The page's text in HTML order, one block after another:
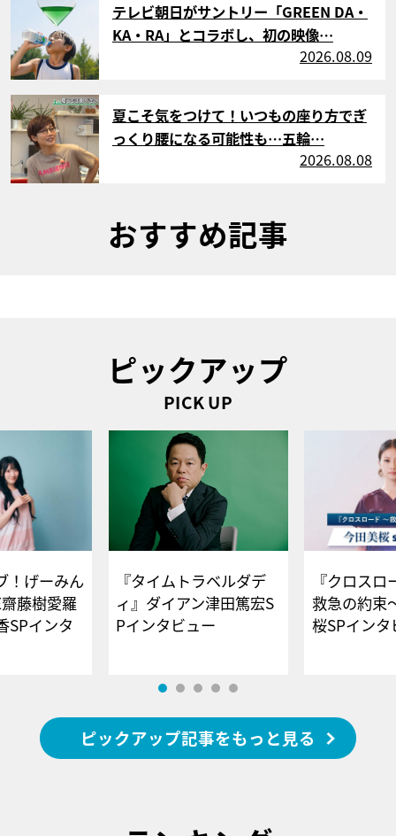
テレビ朝日がサントリー「GREEN DA・
KA・RA」とコラボし、初の映像…
2026.08.09
サムネイル
夏こそ気をつけて！いつもの座り方でぎ
っくり腰になる可能性も…五輪…
2026.08.08
おすすめ記事
ピックアップ
PICK UP
！げーみん
藤樹愛羅
SPインタ
『タイムトラベルダデ
ィ』ダイアン津田篤宏S
Pインタビュー
『クロス
救急の約束
桜SPイ
ピックアップ記事をもっと見る